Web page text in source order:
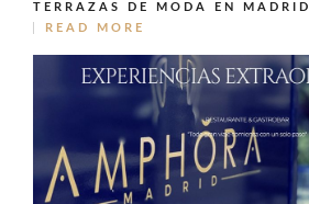
TERRAZAS DE MODA EN MADRID
READ MORE